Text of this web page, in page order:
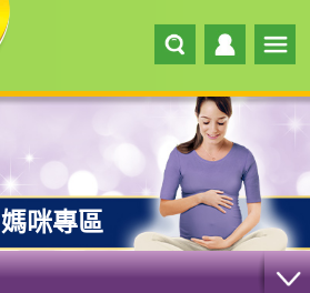
媽咪專區